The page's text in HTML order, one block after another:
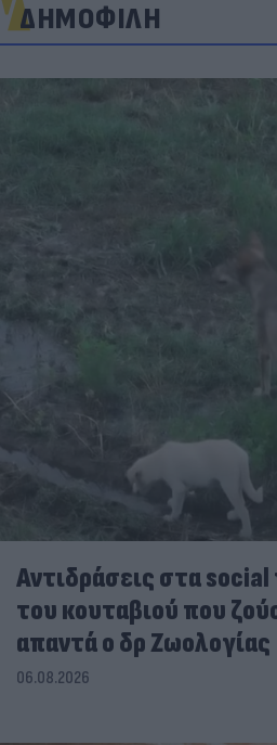
ΔΗΜΟΦΙΛΗ
Αντιδράσεις στα social
του κουταβιού που
απαντά ο δρ Ζωολογίας
06.08.2026